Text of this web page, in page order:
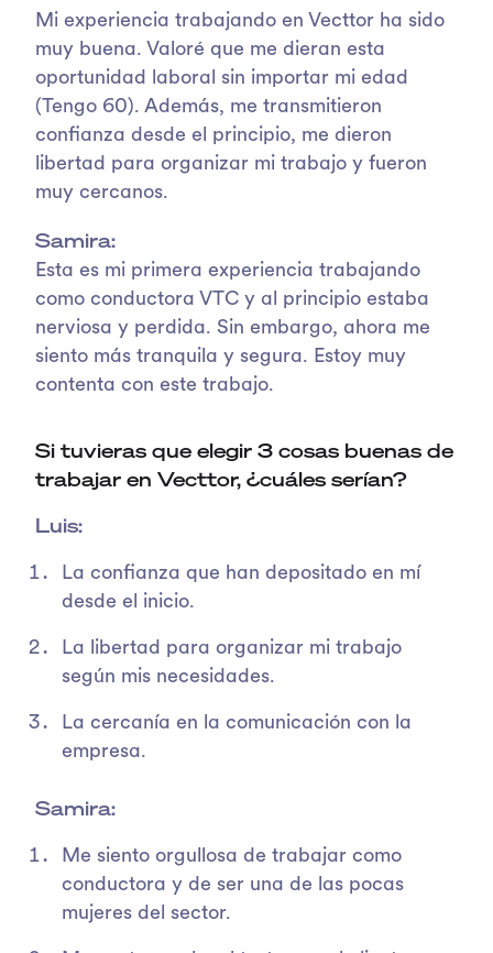
Mi experiencia trabajando en Vecttor ha sido
muy buena. Valoré que me dieran esta
oportunidad laboral sin importar mi edad
(Tengo 60). Además, me transmitieron
confianza desde el principio, me dieron
libertad para organizar mi trabajo y fueron
muy cercanos.
Samira:
Esta es mi primera experiencia trabajando
como conductora VTC y al principio estaba
nerviosa y perdida. Sin embargo, ahora me
siento más tranquila y segura. Estoy muy
contenta con este trabajo.
Si tuvieras que elegir 3 cosas buenas de
trabajar en Vecttor, ¿cuáles serían?
Luis:
La confianza que han depositado en mí
desde el inicio.
La libertad para organizar mi trabajo
según mis necesidades.
La cercanía en la comunicación con la
empresa.
Samira:
Me siento orgullosa de trabajar como
conductora y de ser una de las pocas
mujeres del sector.